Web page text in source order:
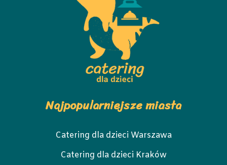
Najpopularniejsze miasta
Catering dla dzieci Warszawa
Catering dla dzieci Kraków